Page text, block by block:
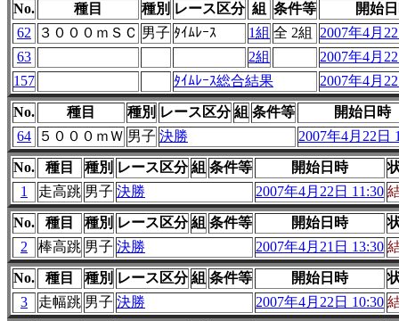
No. 種目 種別 レース区分 組 条件等
開始
62
３０００ｍＳＣ 男子 ﾀｲﾑﾚｰｽ 1組 全 2組
2007年4月
63
2組
2007年4月
157
ﾀｲﾑﾚｰｽ総合結果 2007年4月
No. 種目 種別 レース区分 組 条件等
開始日時
64
５０００ｍＷ 男子 決勝 2007年4月22日
No. 種目 種別 レース区分 組 条件等 開始日時
1
走高跳 男子 決勝 2007年4月22日 11:30
No. 種目 種別 レース区分 組 条件等 開始日時
2
棒高跳 男子 決勝 2007年4月21日 13:30
No. 種目 種別 レース区分 組 条件等 開始日時
3
走幅跳 男子 決勝 2007年4月22日 10:30